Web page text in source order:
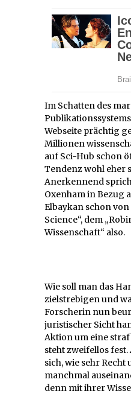
Im Schatten des
Webseite prächtig
Millionen
auf Sci-Hub schon
Tendenz wohl eher
Anerkennend
Oxenham in Bezug
Elbaykan schon
Science“, dem
Wissenschaft“ also.
Wie soll man das
zielstrebigen und
Forscherin nun
juristischer Sicht
Aktion um eine
steht zweifellos
sich, wie sehr
manchmal
denn mit ihrer